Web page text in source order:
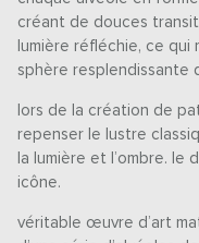
créant de douces
lumière réfléchie, ce
sphère resplendissante
lors de la création de
repenser le lustre
la lumière et l’ombre.
icône.
véritable œuvre d’art